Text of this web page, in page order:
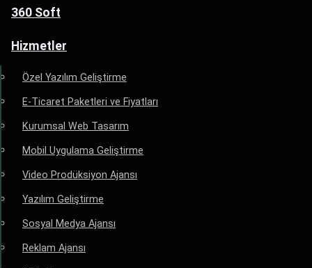
360 Soft
Hizmetler
Özel Yazılım Geliştirme
E-Ticaret Paketleri ve Fiyatları
Kurumsal Web Tasarım
Mobil Uygulama Geliştirme
Video Prodüksiyon Ajansı
Yazılım Geliştirme
Sosyal Medya Ajansı
Reklam Ajansı